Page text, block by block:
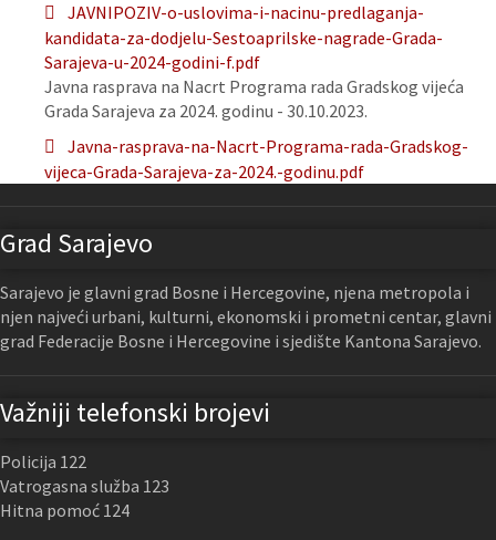
JAVNIPOZIV-o-uslovima-i-nacinu-predlaganja-
kandidata-za-dodjelu-Sestoaprilske-nagrade-Grada-
Sarajeva-u-2024-godini-f.pdf
Javna rasprava na Nacrt Programa rada Gradskog vijeća
Grada Sarajeva za 2024. godinu - 30.10.2023.
Javna-rasprava-na-Nacrt-Programa-rada-Gradskog-
vijeca-Grada-Sarajeva-za-2024.-godinu.pdf
Grad Sarajevo
Sarajevo je glavni grad Bosne i Hercegovine, njena metropola i
njen najveći urbani, kulturni, ekonomski i prometni centar, glavni
grad Federacije Bosne i Hercegovine i sjedište Kantona Sarajevo.
Važniji telefonski brojevi
Policija 122
Vatrogasna služba 123
Hitna pomoć 124